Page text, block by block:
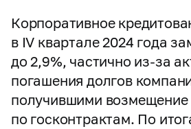
Корпоративное
в IV квартале 2024 года
до 2,9%, частично из-за
погашения долгов
получившими возмещение
по госконтрактам. По